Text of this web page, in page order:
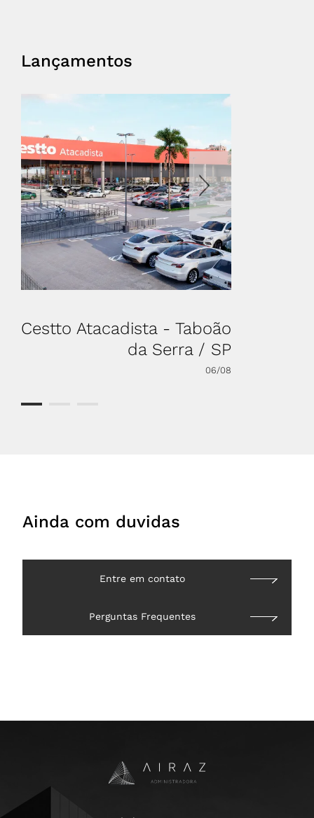
Lançamentos
Cestto Atacadista - Taboão
da Serra / SP
06/08
Ainda com duvidas
Entre em contato
Perguntas Frequentes